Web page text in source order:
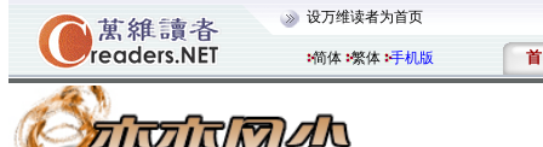
设万维读者为首页
简体 繁体 手机版 首